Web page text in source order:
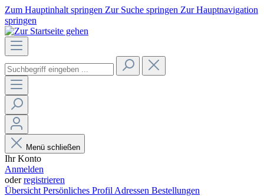
Zum Hauptinhalt springen Zur Suche springen Zur Hauptnavigation
springen
Menü schließen
Ihr Konto
Anmelden
oderregistrieren
Übersicht Persönliches Profil Adressen Bestellungen